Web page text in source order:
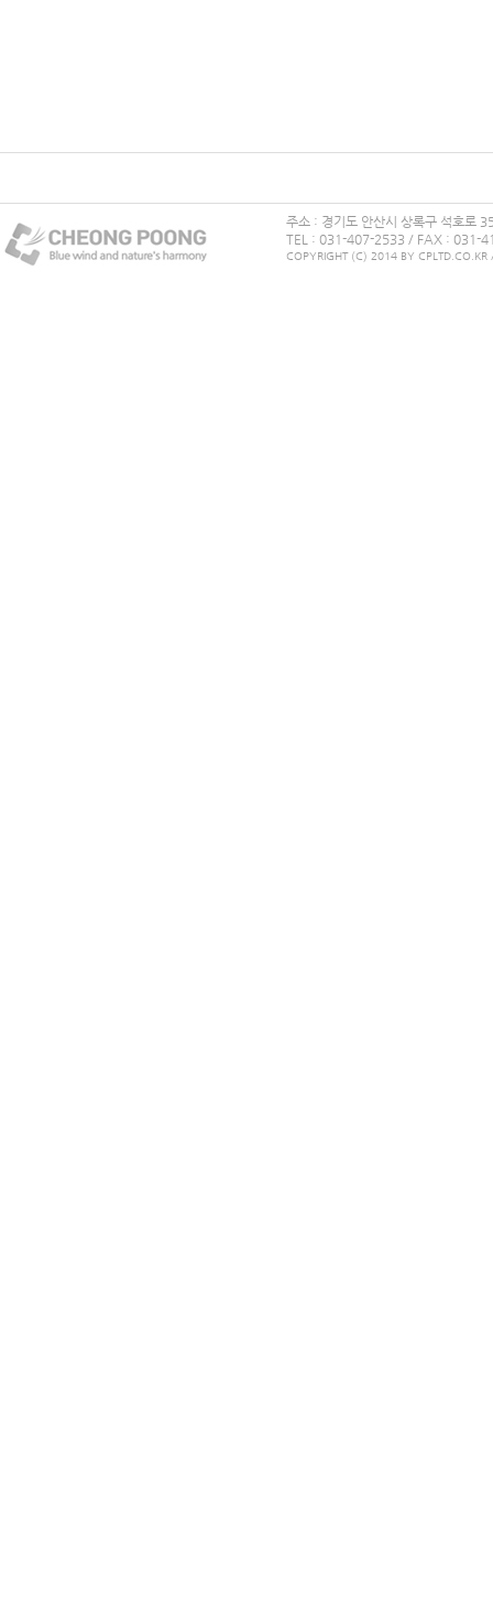
주소 : 경기도 안산시 상록구 석호로
TEL : 031-407-2533 / FAX : 031-
COPYRIGHT (C) 2014 BY CPLTD.CO.KR